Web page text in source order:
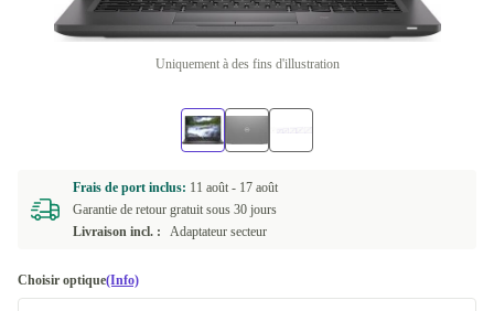
Uniquement à des fins d'illustration
Frais de port inclus: 11 août - 17 août
Garantie de retour gratuit sous 30 jours
Livraison incl. :
Adaptateur secteur
Choisir optique(Info)